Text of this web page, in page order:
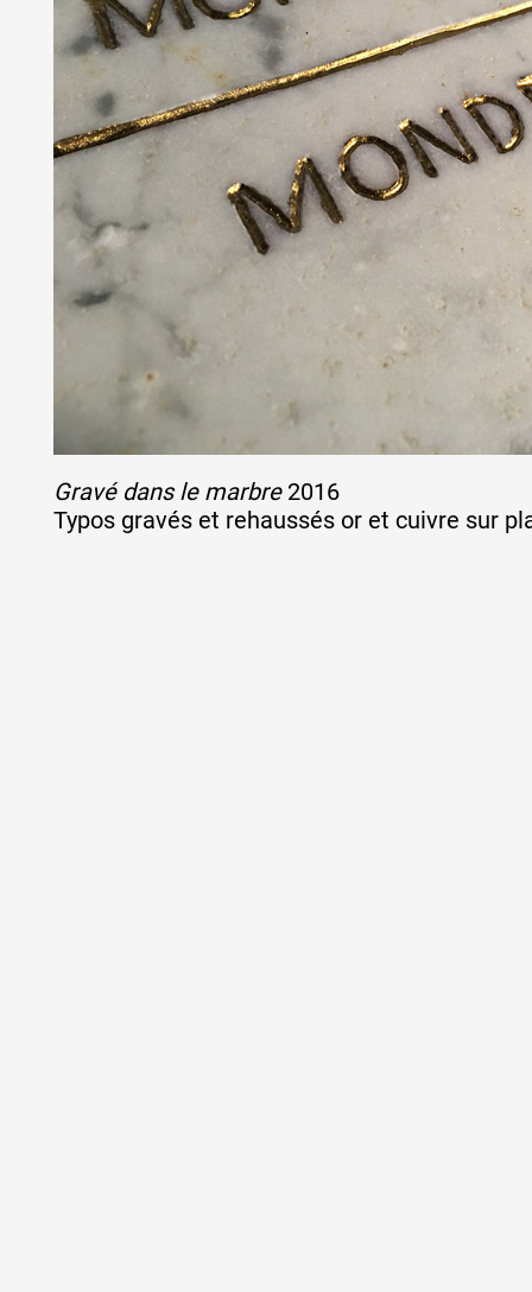
Gravé dans le marbre2016
Typos gravés et rehaussés or et cuivre sur